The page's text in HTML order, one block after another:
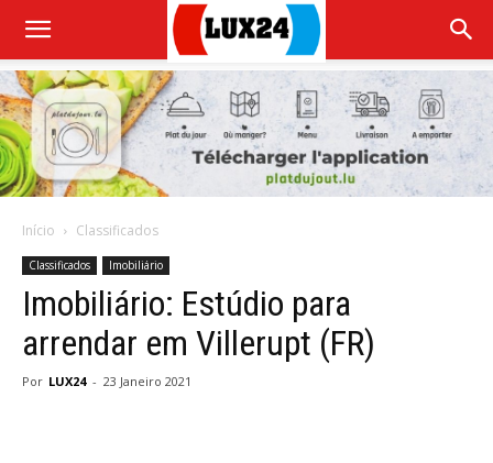
Início Classificados
Classificados Imobiliário
Imobiliário: Estúdio para
arrendar em Villerupt (FR)
Por LUX24 - 23 Janeiro 2021